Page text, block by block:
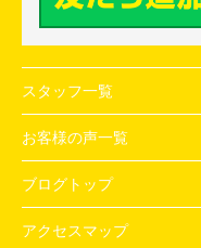
スタッフ一覧
お客様の声一覧
ブログトップ
アクセスマップ